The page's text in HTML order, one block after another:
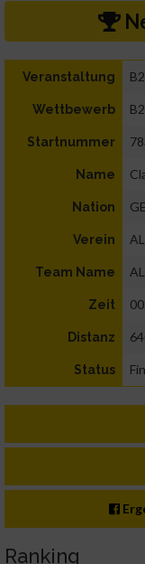
Veranstaltung
Wettbewerb
Startnummer
Name
Nation
Verein
Team Name
Zeit
Distanz
Status
Ranking